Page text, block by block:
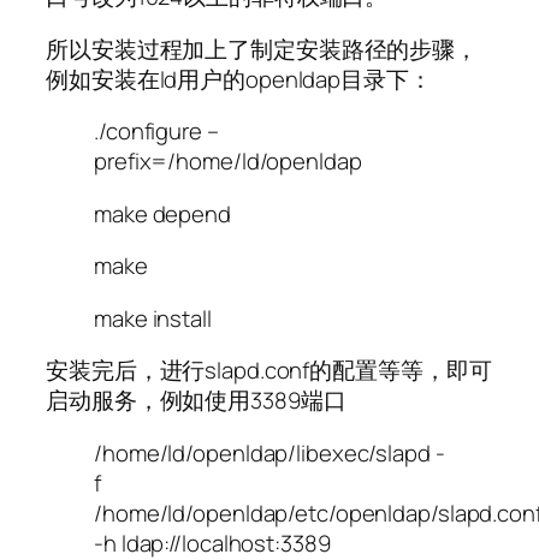
所以安装过程加上了制定安装路径的步骤，
例如安装在ld用户的openldap目录下：
./configure –
prefix=/home/ld/openldap
make depend
make
make install
安装完后，进行slapd.conf的配置等等，即可
启动服务，例如使用3389端口
/home/ld/openldap/libexec/slapd -
f
/home/ld/openldap/etc/openldap/
-h ldap://localhost:3389